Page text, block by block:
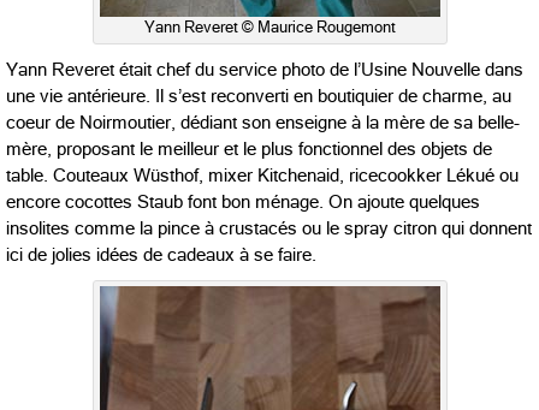
Yann Reveret © Maurice Rougemont
Yann Reveret était chef du service photo de l’Usine Nouvelle dans
une vie antérieure. Il s’est reconverti en boutiquier de charme, au
coeur de Noirmoutier, dédiant son enseigne à la mère de sa belle-
mère, proposant le meilleur et le plus fonctionnel des objets de
table. Couteaux Wüsthof, mixer Kitchenaid, ricecookker Lékué ou
encore cocottes Staub font bon ménage. On ajoute quelques
insolites comme la pince à crustacés ou le spray citron qui donnent
ici de jolies idées de cadeaux à se faire.